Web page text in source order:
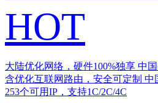
HOT
大陆优化网络，硬件100%独享 中
含优化互联网路由，安全可定制 中
253个可用IP，支持1C/2C/4C